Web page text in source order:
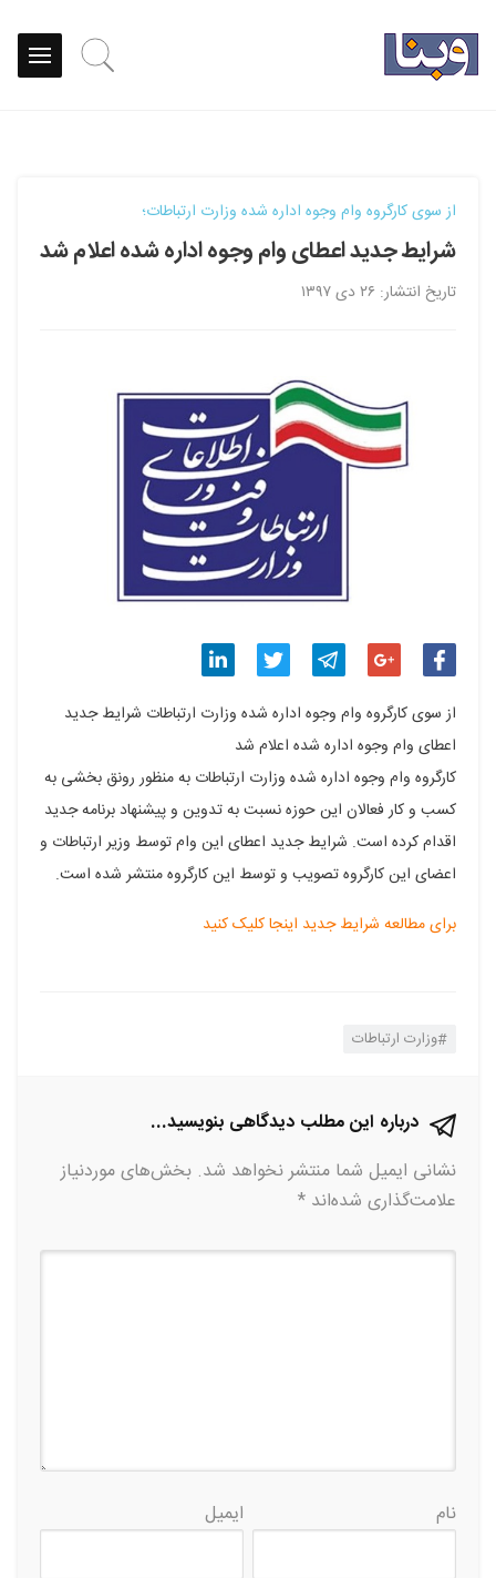
از سوی کارگروه وام وجوه اداره شده وزارت ارتباطات؛
شرایط جدید اعطای وام وجوه اداره شده اعلام شد
تاریخ انتشار: ۲۶ دی ۱۳۹۷
گذاری
در
فیسبوک
اشتراک
گذاری
در
گوگل
پلاس
گذاری
در
تلگرام
گذاری
در
توییتر
در
لینکدین
از سوی کارگروه وام وجوه اداره شده وزارت ارتباطات شرایط جدید
اعطای وام وجوه اداره شده اعلام شد
کارگروه وام وجوه اداره شده وزارت ارتباطات به منظور رونق بخشی به
کسب و کار فعالان این حوزه نسبت به تدوین و پیشنهاد برنامه جدید
اقدام کرده است. شرایط جدید اعطای این وام توسط وزیر ارتباطات و
اعضای این کارگروه تصویب و توسط این کارگروه منتشر شده است.
برای مطالعه شرایط جدید اینجا کلیک کنید
وزارت ارتباطات
درباره این مطلب دیدگاهی بنویسید...
نشانی ایمیل شما منتشر نخواهد شد. بخش‌های موردنیاز
علامت‌گذاری شده‌اند *
نام ایمیل